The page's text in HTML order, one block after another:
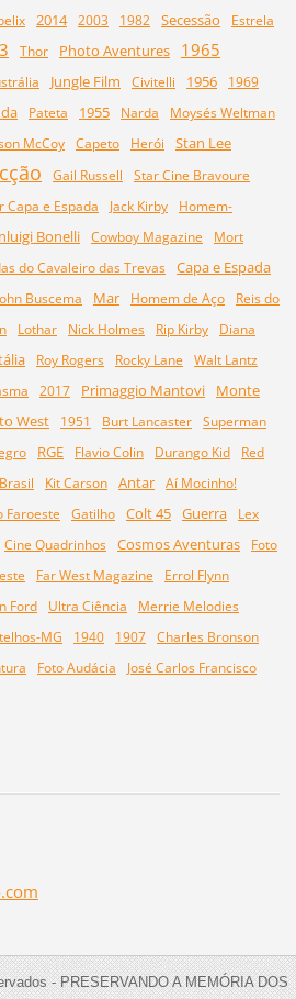
2014 2003 1982 Secessão
Estrela
Thor Photo Aventures 1965
Jungle Film Civitelli 1956
1969
Pateta 1955 Narda
Moysés Weltman
McCoy Capeto Herói Stan Lee
Gail Russell
Star Cine Bravoure
Capa e Espada Jack Kirby
Homem-
Bonelli Cowboy Magazine
Mort
do Cavaleiro das Trevas Capa e Espada
Buscema Mar Homem de Aço
Reis do
Lothar Nick Holmes Rip Kirby
Diana
Roy Rogers Rocky Lane
Walt Lantz
2017 Primaggio Mantovi
Monte
West 1951 Burt Lancaster Superman
RGE Flavio Colin Durango Kid
Red
Kit Carson Antar Aí Mocinho!
Faroeste Gatilho Colt 45 Guerra
Lex
Cine Quadrinhos Cosmos Aventuras
Foto
Far West Magazine
Errol Flynn
Ford Ultra Ciência
Merrie Melodies
MG 1940 1907 Charles Bronson
Foto Audácia
José Carlos Francisco
- PRESERVANDO A MEMÓRIA DOS